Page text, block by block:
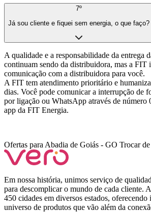
7º
Já sou cliente e fiquei sem energia, o que faço?
A qualidade e a responsabilidade da entrega
continuam sendo da distribuidora, mas a FIT
comunicação com a distribuidora para você.
A FIT tem atendimento prioritário e
dias. Você pode comunicar a interrupção de
por ligação ou WhatsApp através de número
app da FIT Energia.
Ofertas para Abadia de Goiás - GO Trocar
Em nossa história, unimos serviço de
para descomplicar o mundo de cada cliente.
450 cidades em diversos estados,
universo de produtos que vão além da